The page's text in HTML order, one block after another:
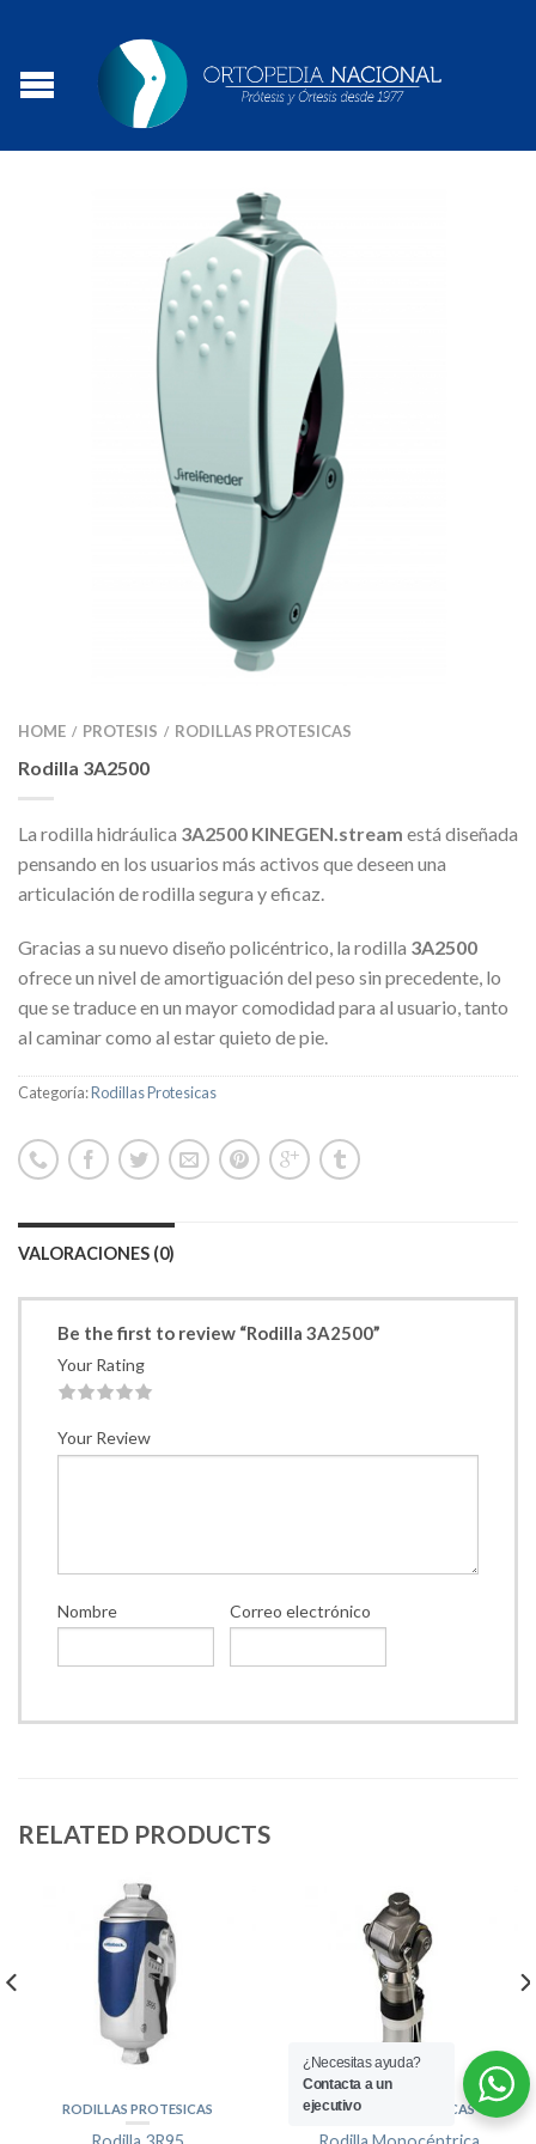
HOME / PROTESIS / RODILLAS PROTESICAS
Rodilla 3A2500
La rodilla hidráulica 3A2500 KINEGEN.stream está diseñada
pensando en los usuarios más activos que deseen una
articulación de rodilla segura y eficaz.
Gracias a su nuevo diseño policéntrico, la rodilla 3A2500
ofrece un nivel de amortiguación del peso sin precedente, lo
que se traduce en un mayor comodidad para al usuario, tanto
al caminar como al estar quieto de pie.
Categoría:Rodillas Protesicas
VALORACIONES (0)
Be the first to review “Rodilla 3A2500”
Your Rating
Your Review
Nombre Correo electrónico
RELATED PRODUCTS
RODILLAS PROTESICAS RODILLAS PROTESICAS
¿Necesitas ayuda?
Contacta a un
ejecutivo